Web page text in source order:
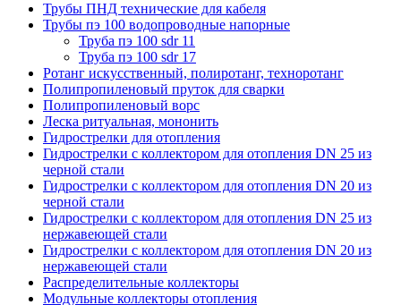
Трубы ПНД технические для кабеля
Трубы пэ 100 водопроводные напорные
Труба пэ 100 sdr 11
Труба пэ 100 sdr 17
Ротанг искусственный, полиротанг, техноротанг
Полипропиленовый пруток для сварки
Полипропиленовый ворс
Леска ритуальная, мононить
Гидрострелки для отопления
Гидрострелки с коллектором для отопления DN 25 из
черной стали
Гидрострелки с коллектором для отопления DN 20 из
черной стали
Гидрострелки с коллектором для отопления DN 25 из
нержавеющей стали
Гидрострелки с коллектором для отопления DN 20 из
нержавеющей стали
Распределительные коллекторы
Модульные коллекторы отопления